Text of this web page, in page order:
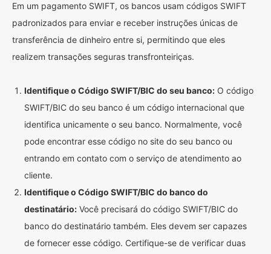
Em um pagamento SWIFT, os bancos usam códigos SWIFT
padronizados para enviar e receber instruções únicas de
transferência de dinheiro entre si, permitindo que eles
realizem transações seguras transfronteiriças.
Identifique o Código SWIFT/BIC do seu banco: O código
SWIFT/BIC do seu banco é um código internacional que
identifica unicamente o seu banco. Normalmente, você
pode encontrar esse código no site do seu banco ou
entrando em contato com o serviço de atendimento ao
cliente.
Identifique o Código SWIFT/BIC do banco do
destinatário: Você precisará do código SWIFT/BIC do
banco do destinatário também. Eles devem ser capazes
de fornecer esse código. Certifique-se de verificar duas